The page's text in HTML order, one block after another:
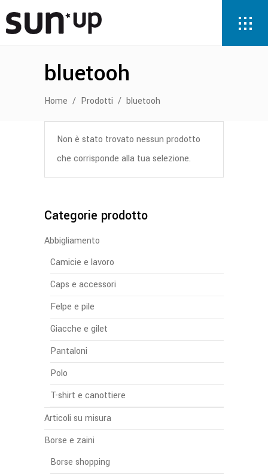
bluetooh
Home / Prodotti / bluetooh
Non è stato trovato nessun prodotto
che corrisponde alla tua selezione.
Categorie prodotto
Abbigliamento
Camicie e lavoro
Caps e accessori
Felpe e pile
Giacche e gilet
Pantaloni
Polo
T-shirt e canottiere
Articoli su misura
Borse e zaini
Borse shopping